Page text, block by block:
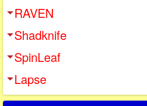
RAVEN
Shadknife
SpinLeaf
Lapse